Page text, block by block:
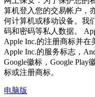
算机登入您的交易帐户，
何计算机或移动设备。我
码和密码等私人数据。
Apple Inc.的注册商标并在
Apple Inc.的服务标志，
Google徽标，Google Play
标或注册商标。
电脑版